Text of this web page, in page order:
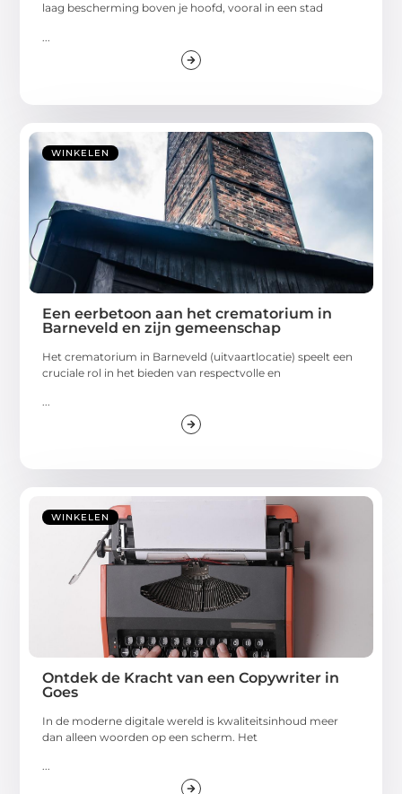
laag bescherming boven je hoofd, vooral in een stad
WINKELEN
Een eerbetoon aan het crematorium in
Barneveld en zijn gemeenschap
Het crematorium in Barneveld (uitvaartlocatie) speelt een
cruciale rol in het bieden van respectvolle en
WINKELEN
Ontdek de Kracht van een Copywriter in
Goes
In de moderne digitale wereld is kwaliteitsinhoud meer
dan alleen woorden op een scherm. Het
...